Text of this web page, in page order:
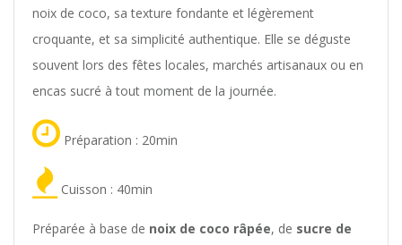
noix de coco, sa texture fondante et légèrement
croquante, et sa simplicité authentique. Elle se déguste
souvent lors des fêtes locales, marchés artisanaux ou en
encas sucré à tout moment de la journée.
Préparation : 20min
Cuisson : 40min
Préparée à base de noix de coco râpée, de sucre de